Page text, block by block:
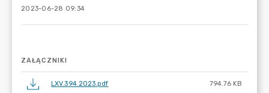
2023-06-28 09:34
ZAŁĄCZNIKI
LXV.394.2023.pdf 794.76 KB